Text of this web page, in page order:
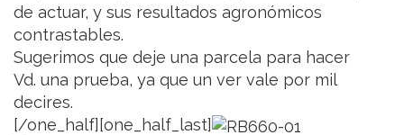
de actuar, y sus resultados agronómicos
contrastables.
Sugerimos que deje una parcela para hacer
Vd. una prueba, ya que un ver vale por mil
decires.
[/one_half][one_half_last]